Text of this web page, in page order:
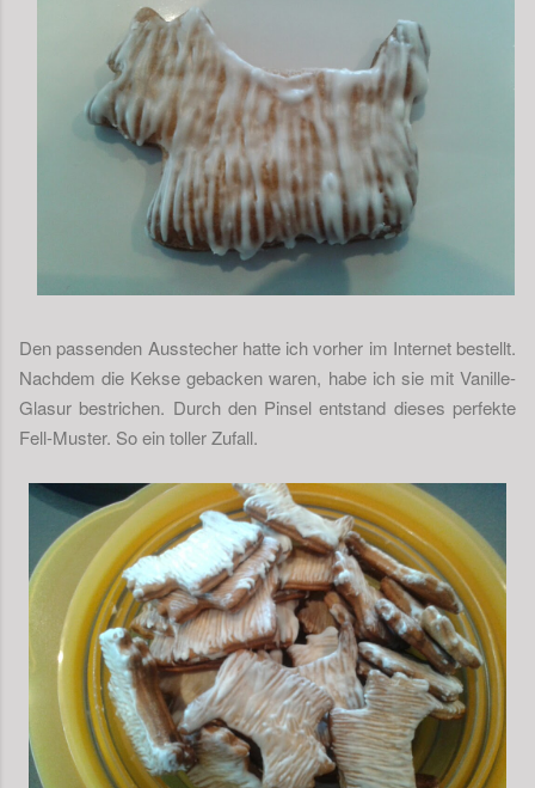
Den passenden Ausstecher hatte ich vorher im Internet bestellt.
Nachdem die Kekse gebacken waren, habe ich sie mit Vanille-
Glasur bestrichen. Durch den Pinsel entstand dieses perfekte
Fell-Muster. So ein toller Zufall.